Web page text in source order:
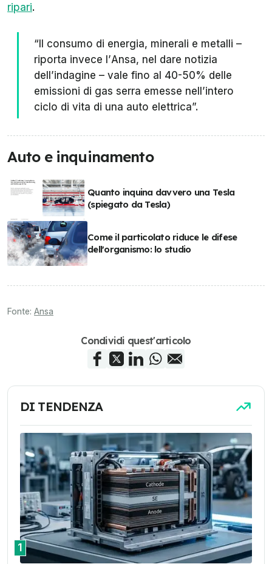
ripari.
“Il consumo di energia, minerali e metalli –
riporta invece l’Ansa, nel dare notizia
dell’indagine – vale fino al 40-50% delle
emissioni di gas serra emesse nell’intero
ciclo di vita di una auto elettrica”.
Auto e inquinamento
Quanto inquina davvero una Tesla
(spiegato da Tesla)
Come il particolato riduce le difese
dell'organismo: lo studio
Fonte: Ansa
Condividi quest'articolo
DI TENDENZA
1